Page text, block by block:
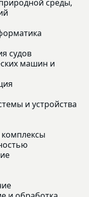
среды,
судов
машин и
и устройства